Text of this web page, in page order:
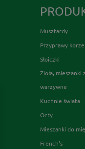
Musztardy
Przyprawy
Słoiczki
Zioła, mieszanki
warzywne
Kuchnie świata
Octy
Mieszanki do
French's